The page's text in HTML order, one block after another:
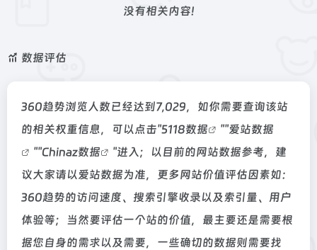
没有相关内容!
数据评估
360趋势浏览人数已经达到7,029，如你需要查询该站
的相关权重信息，可以点击"5118数据 ""爱站数据
""Chinaz数据
"进入；以目前的网站数据参考，建
议大家请以爱站数据为准，更多网站价值评估因素如：
360趋势的访问速度、搜索引擎收录以及索引量、用户
体验等；当然要评估一个站的价值，最主要还是需要根
据您自身的需求以及需要，一些确切的数据则需要找